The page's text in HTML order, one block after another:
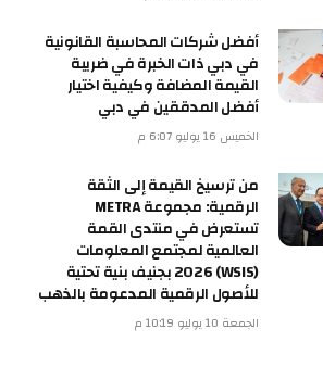
أفضل شركات المحاسبة القانونية
في دبي ذات الخبرة في ضريبة
القيمة المضافة وكيفية اختيار
أفضل المدققين في دبي
من ترسيخ القيمة إلى الثقة
الرقمية: مجموعة METRA
تستعرض في منتدى القمة
العالمية لمجتمع المعلومات
(WSIS) 2026 بجنيف بنية تحتية
للأصول الرقمية المدعومة بالذهب